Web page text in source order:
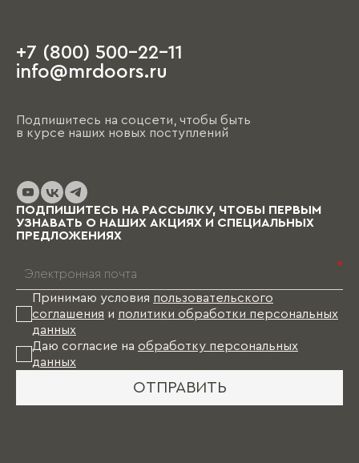
+7 (800) 500-22-11
info@mrdoors.ru
Подпишитесь на соцсети, чтобы быть
в курсе наших новых поступлений
ПОДПИШИТЕСЬ НА РАССЫЛКУ, ЧТОБЫ ПЕРВЫМ
УЗНАВАТЬ О НАШИХ АКЦИЯХ И СПЕЦИАЛЬНЫХ
ПРЕДЛОЖЕНИЯХ
*
Принимаю условия пользовательского
соглашения и политики обработки персональных
данных
Даю согласие на обработку персональных
данных
ОТПРАВИТЬ